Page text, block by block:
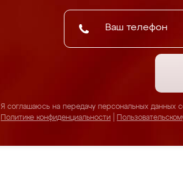
Я соглашаюсь на передачу персональных данных
Политике конфиденциальности